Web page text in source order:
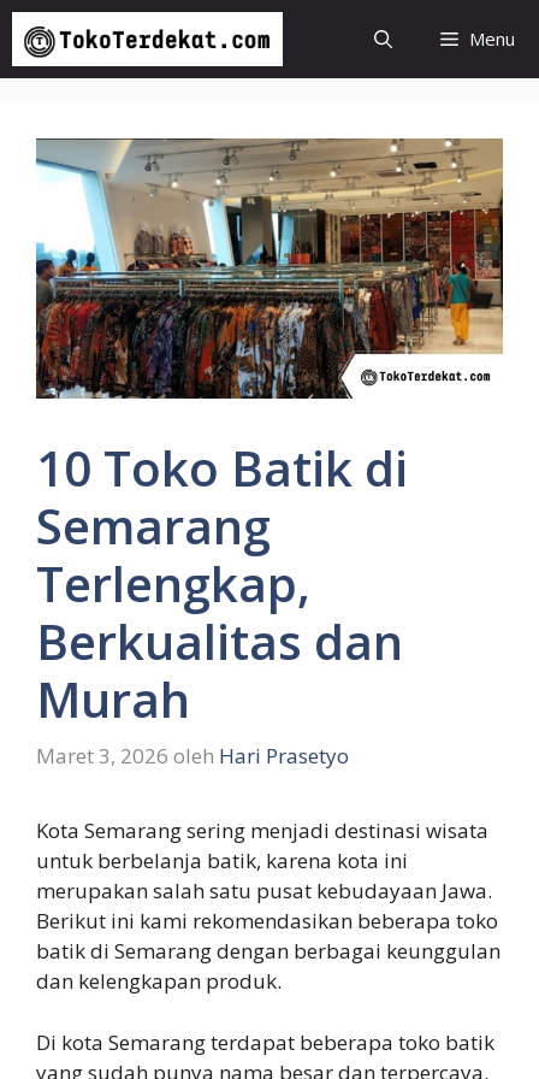
Langsung
isi
Menu
10 Toko Batik di
Semarang
Terlengkap,
Berkualitas dan
Murah
Maret 3, 2026 oleh Hari Prasetyo
Kota Semarang sering menjadi destinasi wisata
untuk berbelanja batik, karena kota ini
merupakan salah satu pusat kebudayaan Jawa.
Berikut ini kami rekomendasikan beberapa toko
batik di Semarang dengan berbagai keunggulan
dan kelengkapan produk.
Di kota Semarang terdapat beberapa toko batik
yang sudah punya nama besar dan terpercaya.